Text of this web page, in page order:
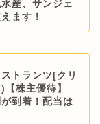
産、サンジェ
ます！
トランツ[クリ
株主優待】
到着！配当は